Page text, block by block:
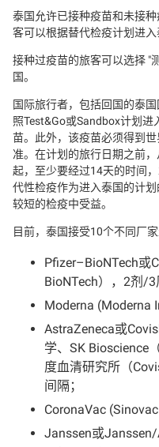
泰国允许已接种疫苗和未接
客可以根据替代检疫计划进入
接种过疫苗的旅客可以选择 "
国。
国际旅行者，包括回国的泰
照Test&Go或Sandbox计划进
苗。此外，该疫苗必须得到
准。在计划的旅行日期之前
起，至少要经过14天的时间
代性检疫作为进入泰国的计
较短的检疫中受益。
目前，泰国接受10个不同厂家
Pfizer–BioNTech或
BioNTech），2剂/3
Moderna (Moderna
AstraZeneca或
学、SK Bioscience
度血清研究所（
间隔；
CoronaVac
Janssen或Janssen/